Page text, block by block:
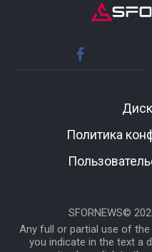
Политика
SFORNEWS©
Any full or partial use of
you indicate in the text a